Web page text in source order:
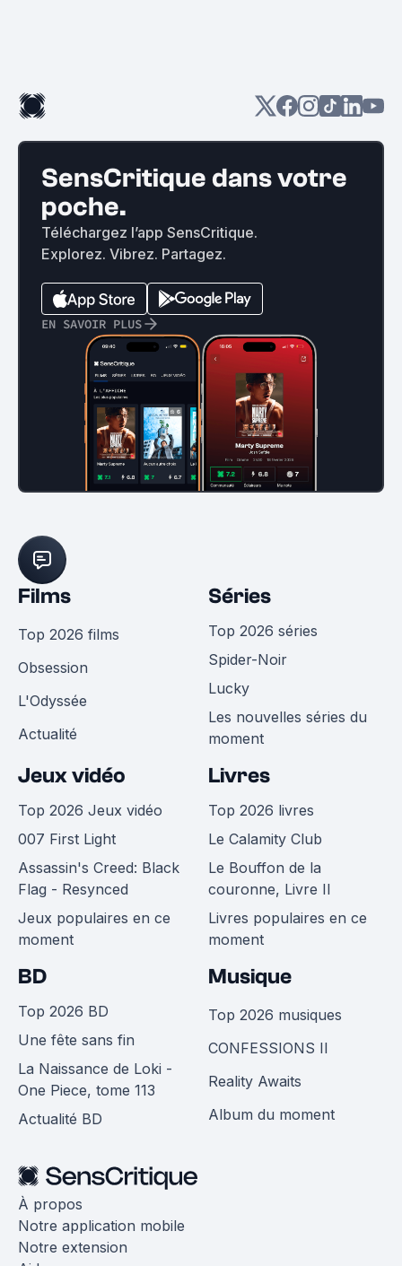
SensCritique dans votre
poche.
Téléchargez l’app SensCritique.
Explorez. Vibrez. Partagez.
EN SAVOIR PLUS
Films
Top 2026 films
Obsession
L'Odyssée
Actualité
Séries
Top 2026 séries
Spider-Noir
Lucky
Les nouvelles séries du
moment
Jeux vidéo
Top 2026 Jeux vidéo
007 First Light
Assassin's Creed: Black
Flag - Resynced
Jeux populaires en ce
moment
Livres
Top 2026 livres
Le Calamity Club
Le Bouffon de la
couronne, Livre II
Livres populaires en ce
moment
BD
Top 2026 BD
Une fête sans fin
La Naissance de Loki -
One Piece, tome 113
Actualité BD
Musique
Top 2026 musiques
CONFESSIONS II
Reality Awaits
Album du moment
À propos
Notre application mobile
Notre extension